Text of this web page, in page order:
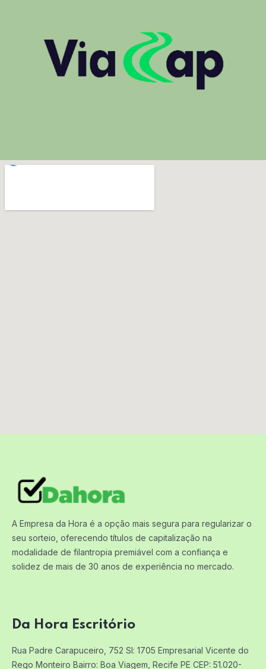
A Empresa da Hora é a opção mais segura para regularizar o
seu sorteio, oferecendo títulos de capitalização na
modalidade de filantropia premiável com a confiança e
solidez de mais de 30 anos de experiência no mercado.
Da Hora Escritório
Rua Padre Carapuceiro, 752 Sl: 1705 Empresarial Vicente do
Rego Monteiro Bairro: Boa Viagem, Recife PE CEP: 51.020-